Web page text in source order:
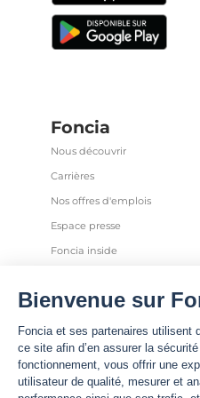
Foncia
Nous découvrir
Carrières
Nos offres d'emplois
Espace presse
Foncia inside
Partenaires
Infos utiles